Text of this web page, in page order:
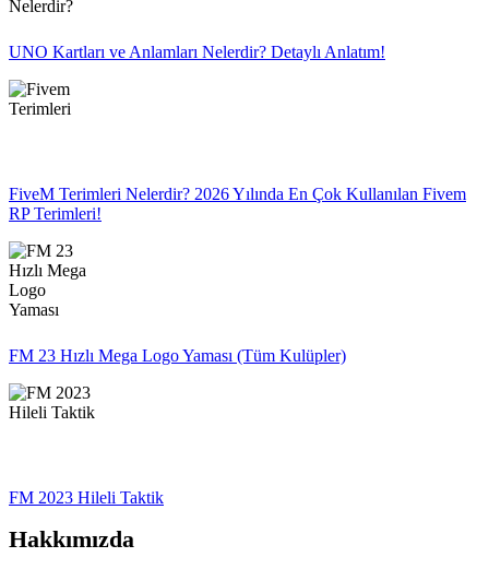
UNO Kartları ve Anlamları Nelerdir? Detaylı Anlatım!
FiveM Terimleri Nelerdir? 2026 Yılında En Çok Kullanılan Fivem
RP Terimleri!
FM 23 Hızlı Mega Logo Yaması (Tüm Kulüpler)
FM 2023 Hileli Taktik
Hakkımızda